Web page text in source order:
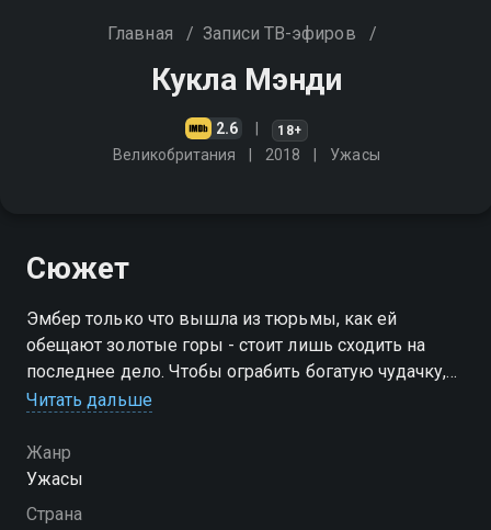
Главная / Записи ТВ-эфиров /
Кукла Мэнди
2.6 18+
Великобритания 2018 Ужасы
Сюжет
Эмбер только что вышла из тюрьмы, как ей
обещают золотые горы - стоит лишь сходить на
последнее дело. Чтобы ограбить богатую чудачку,
девушка устраивается в дом нянечкой, однако
предстоит следить за куклой
Читать дальше
Жанр
Ужасы
Страна